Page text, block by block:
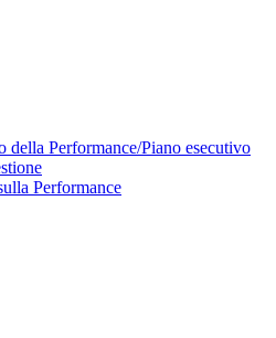
della Performance/Piano esecutivo
Performance